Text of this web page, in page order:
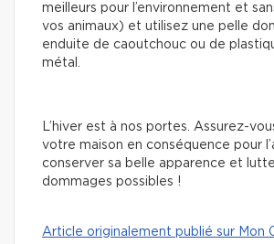
meilleurs pour l’environnement et
vos animaux) et utilisez une pelle
enduite de caoutchouc ou de
métal.
L’hiver est à nos portes. Assurez-
votre maison en conséquence pour
conserver sa belle apparence et
dommages possibles !
Article originalement publié sur Mon